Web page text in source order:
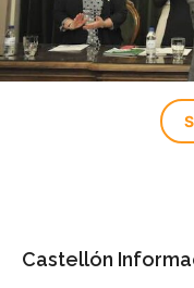
Castellón